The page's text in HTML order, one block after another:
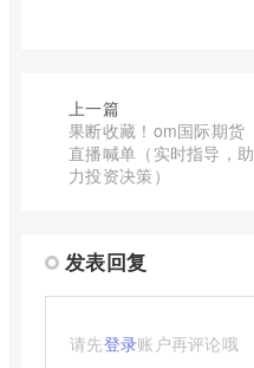
上一篇
果断收藏！om国际期货
直播喊单（实时指导，助
力投资决策）
发表回复
请先登录账户再评论哦